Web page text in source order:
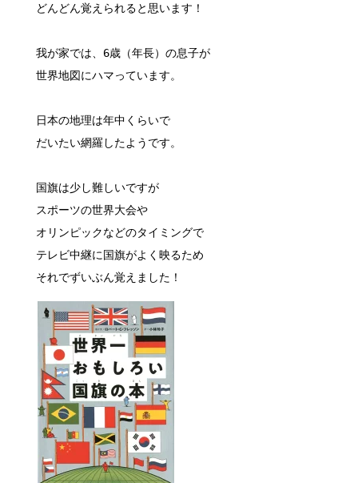
どんどん覚えられると思います！
我が家では、6歳（年長）の息子が
世界地図にハマっています。
日本の地理は年中くらいで
だいたい網羅したようです。
国旗は少し難しいですが
スポーツの世界大会や
オリンピックなどのタイミングで
テレビ中継に国旗がよく映るため
それでずいぶん覚えました！